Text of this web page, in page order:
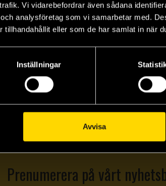
Vi vidarebefordrar även sådana
analysföretag som vi samarbetar med.
tillhandahållit eller som de har samlat in när
Inställningar
Avvisa
Prenumerera på vårt